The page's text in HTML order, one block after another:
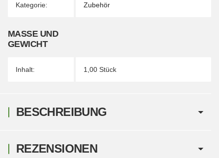
Produkteigenschaft
Wert
Kategorie: Zubehör
MASSE UND G
EWICHT
Inhalt: 1,00 Stück
BESCHREIBUNG
REZENSIONEN